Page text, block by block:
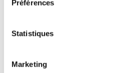
Préférences
Statistiques
Marketing